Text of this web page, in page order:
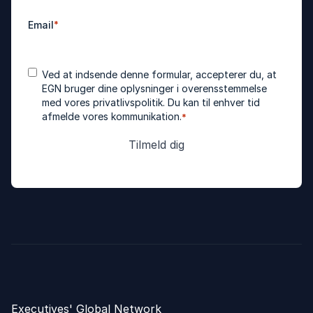
Email*
Accepter
betingelser
*
Ved at indsende denne formular, accepterer du, at
EGN bruger dine oplysninger i overensstemmelse
med vores privatlivspolitik. Du kan til enhver tid
afmelde vores kommunikation.*
Executives' Global Network